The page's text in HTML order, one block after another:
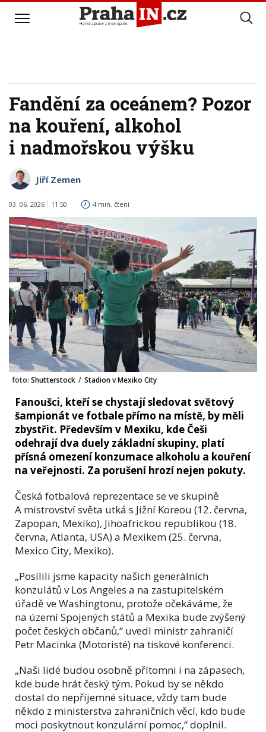
Fandění za oceánem? Pozor
na kouření, alkohol
i nadmořskou výšku
Jiří Zemen
03. 06. 2026 11:50 4 min. čtení
foto: Shutterstock / Stadion v Mexiko City
Fanoušci, kteří se chystají sledovat světový
šampionát ve fotbale přímo na místě, by měli
zbystřit. Především v Mexiku, kde Češi
odehrají dva duely základní skupiny, platí
přísná omezení konzumace alkoholu a kouření
na veřejnosti. Za porušení hrozí nejen pokuty.
Česká fotbalová reprezentace se ve skupině
A mistrovství světa utká s Jižní Koreou (12. června,
Zapopan, Mexiko), Jihoafrickou republikou (18.
června, Atlanta, USA) a Mexikem (25. června,
Mexico City, Mexiko).
„Posílili jsme kapacity našich generálních
konzulátů v Los Angeles a na zastupitelském
úřadě ve Washingtonu, protože očekáváme, že
na území Spojených států a Mexika bude zvýšený
počet českých občanů,“ uvedl ministr zahraničí
Petr Macinka (Motoristé) na tiskové konferenci.
„Naši lidé budou osobně přítomni i na zápasech,
kde bude hrát český tým. Pokud by se někdo
dostal do nepříjemné situace, vždy tam bude
někdo z ministerstva zahraničních věcí, kdo bude
moci poskytnout konzulární pomoc,“ doplnil.